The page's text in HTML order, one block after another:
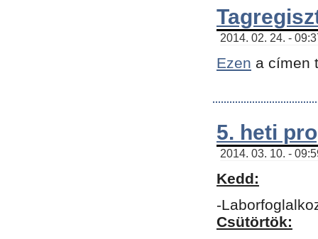
2014. 02. 24. -
Ezen a címen
5. heti
2014. 03. 10. -
Kedd:
-
Csütörtök: